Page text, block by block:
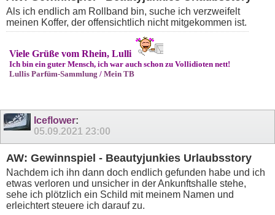
Als ich endlich am Rollband bin, suche ich verzweifelt
meinen Koffer, der offensichtlich nicht mitgekommen ist.
Viele Grüße vom Rhein, Lulli
Ich bin ein guter Mensch, ich war auch schon zu Vollidioten nett!
Lullis Parfüm-Sammlung / Mein TB
Iceflower:
05.09.2021 23:00
AW: Gewinnspiel - Beautyjunkies Urlaubsstory
Nachdem ich ihn dann doch endlich gefunden habe und ich
etwas verloren und unsicher in der Ankunftshalle stehe,
sehe ich plötzlich ein Schild mit meinem Namen und
erleichtert steuere ich darauf zu.